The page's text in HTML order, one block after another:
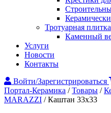
Тротуарная плитка
Каменный
Услуги
Новости
Контакты
Войти/Зарегистрироваться
Портал-Керамика /Товары /
MARAZZI /Каштан 33х33